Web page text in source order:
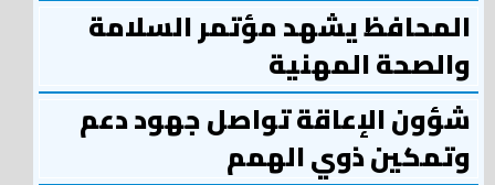
المحافظ يشهد مؤتمر السلامة
والصحة المهنية
شؤون الإعاقة تواصل جهود دعم
وتمكين ذوي الهمم